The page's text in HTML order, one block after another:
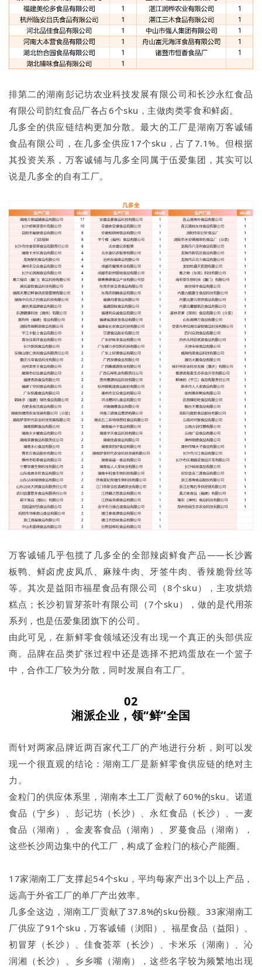
排第二的湖南彭记坊农业科技发展有限公司和长沙永红食品
有限公司韵红食品厂各占6个sku，主做肉类零食和鲜卤。
几多全的供应链结构更加分散。最大的工厂是湖南万客诚铺
食品有限公司，在几多全供应17个sku，占了7.1%。但根据
其投资关系，万客诚铺与几多全同属于伍爱集团，其实可以
说是几多全的自有工厂。
万客诚铺几乎包揽了几多全的全部辣卤鲜食产品——长沙酱
板鸭、鲜卤虎皮凤爪、麻辣牛肉、牙签牛肉、香辣脆骨丝等
等。其次是益阳市福星食品有限公司（8个sku），主攻烘焙
糕点；长沙初冒芽茶叶有限公司（7个sku），做的是代用茶
系列，也是伍爱集团旗下的公司。
由此可见，在新鲜零食领域还没有出现一个真正的头部供应
商。品牌在品类扩张过程中还是选择不把鸡蛋放在一个篮子
中，合作工厂较为分散，同时发展自有工厂。
02
湘派企业，领“鲜”全国
而针对两家品牌近两百家代工厂的产地进行分析，则可以发
现一个很直观的结论：湖南工厂是新鲜零食供应链的绝对主
力。
金粒门的供应体系里，湖南本土工厂贡献了60%的sku。诺道
食品（宁乡）、彭记坊（长沙）、永红食品（长沙）、一麦
食品（湖南）、金麦客食品（湖南）、罗蔓食品（湖南），
这些长沙周边集中的代工厂，构成了金粒门的核心产能圈。
17家湖南工厂支撑起54个sku，平均每家产出3个以上产品，
远高于外省工厂的单厂产出效率。
几多全这边，湖南工厂贡献了37.8%的sku份额。33家湖南工
厂供应了91个sku，万客诚铺（浏阳）、福星食品（益阳）、
初冒芽（长沙）、佳食荟萃（长沙）、卡米乐（湖南）、沁
润湘（长沙）、乡乡嘴（湖南），这些名字较为频繁地出现